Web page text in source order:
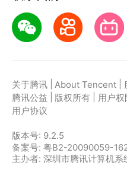
关于腾讯 About Tencent
腾讯公益
版权所有 用户权
用户协议
版本号: 9.2.5
备案号: 粤B2-20090059-
主办者: 深圳市腾讯计算机系